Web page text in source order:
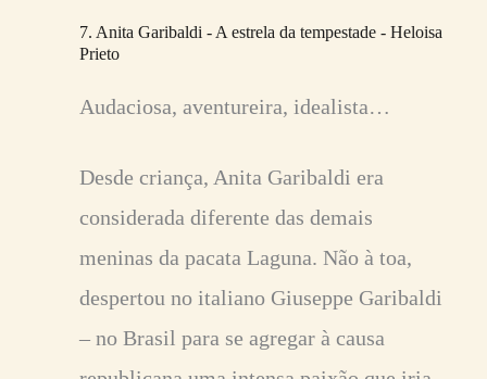
7. Anita Garibaldi - A estrela da tempestade - Heloisa
Prieto
Audaciosa, aventureira, idealista…
Desde criança, Anita Garibaldi era
considerada diferente das demais
meninas da pacata Laguna. Não à toa,
despertou no italiano Giuseppe Garibaldi
– no Brasil para se agregar à causa